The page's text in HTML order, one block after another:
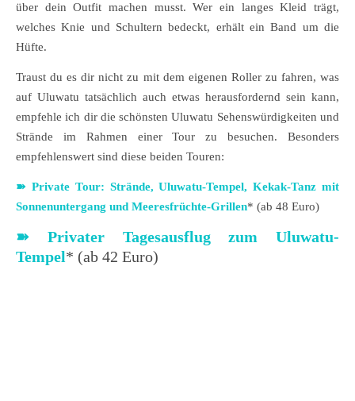
über dein Outfit machen musst. Wer ein langes Kleid trägt,
welches Knie und Schultern bedeckt, erhält ein Band um die
Hüfte.
Traust du es dir nicht zu mit dem eigenen Roller zu fahren, was
auf Uluwatu tatsächlich auch etwas herausfordernd sein kann,
empfehle ich dir die schönsten Uluwatu Sehenswürdigkeiten und
Strände im Rahmen einer Tour zu besuchen. Besonders
empfehlenswert sind diese beiden Touren:
➽ Private Tour: Strände, Uluwatu-Tempel, Kekak-Tanz mit
Sonnenuntergang und Meeresfrüchte-Grillen* (ab 48 Euro)
➽ Privater Tagesausflug zum Uluwatu-
Tempel* (ab 42 Euro)